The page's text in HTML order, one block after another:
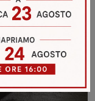
VEDI DI PIÙ